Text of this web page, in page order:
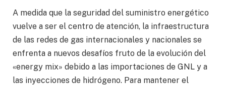
A medida que la seguridad del suministro energético
vuelve a ser el centro de atención, la infraestructura
de las redes de gas internacionales y nacionales se
enfrenta a nuevos desafíos fruto de la evolución del
«energy mix» debido a las importaciones de GNL y a
las inyecciones de hidrógeno. Para mantener el